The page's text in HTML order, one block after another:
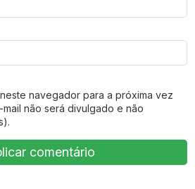
navegador para a próxima vez
não será divulgado e não